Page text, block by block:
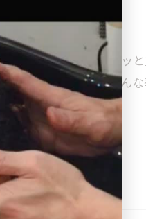
そ…【ヘアケア】
せんか？空気がジメッ
頃かと思います。そん